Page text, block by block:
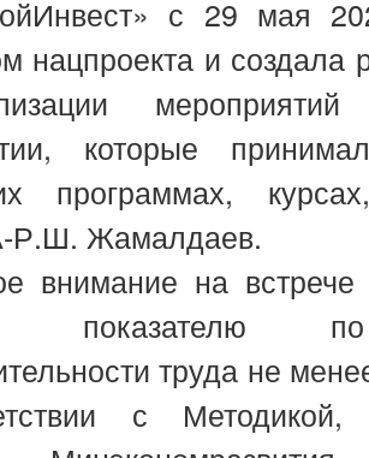
с 29 мая
нацпроекта и создала
которые
программах,
Р.Ш. Жамалдаев.
внимание на
показателю
труда не
с Методикой,